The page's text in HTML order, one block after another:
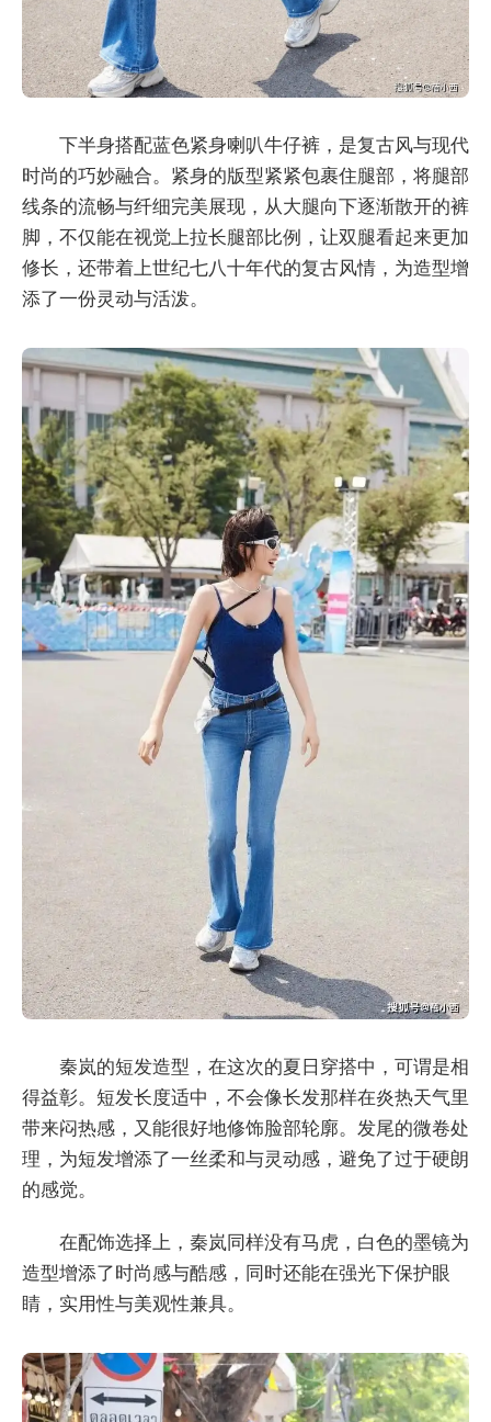
下半身搭配蓝色紧身喇叭牛仔裤，是复古风与现代
时尚的巧妙融合。紧身的版型紧紧包裹住腿部，将腿部
线条的流畅与纤细完美展现，从大腿向下逐渐散开的裤
脚，不仅能在视觉上拉长腿部比例，让双腿看起来更加
修长，还带着上世纪七八十年代的复古风情，为造型增
添了一份灵动与活泼。
秦岚的短发造型，在这次的夏日穿搭中，可谓是相
得益彰。短发长度适中，不会像长发那样在炎热天气里
带来闷热感，又能很好地修饰脸部轮廓。发尾的微卷处
理，为短发增添了一丝柔和与灵动感，避免了过于硬朗
的感觉。
在配饰选择上，秦岚同样没有马虎，白色的墨镜为
造型增添了时尚感与酷感，同时还能在强光下保护眼
睛，实用性与美观性兼具。